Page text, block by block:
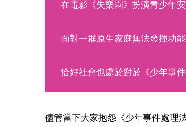
在電影《失樂園》扮演青少年
面對一群原生家庭無法發揮功
恰好社會也處於對於《少年事
儘管當下大家抱怨《少年事件處理